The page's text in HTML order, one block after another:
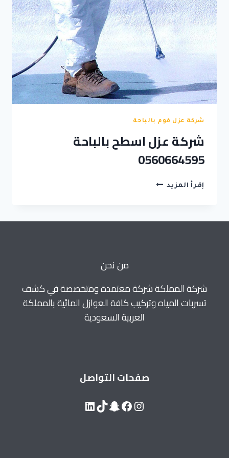
شركة عزل فوم بالباحة
شركة عزل اسطح بالباحة
0560664595
إقرأ المزيد شركة
من نحن
شركة المملكة شركة معتمدة ومتخصصة في كشف
تسربات المياه وتركيب كافة العوازل المائية بالمملكة
العربية السعودية
صفحات التواصل
Instagram
Facebook
Snapchat
TikTok
LinkedIn